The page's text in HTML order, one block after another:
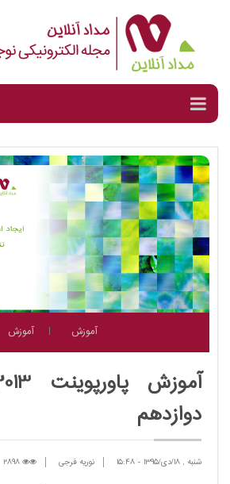
آموزش آموزش
دوازدهم
شنبه , 18/دی/1395 -
15:48 نوریه فرجی 2898